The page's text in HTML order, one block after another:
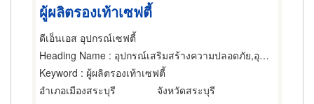
ผู้ผลิตรองเท้าเซฟตี้
ดีเอ็นเอส อุปกรณ์เซฟตี้
Heading Name : อุปกรณ์เสริมสร้างความปลอดภัย,อุปกรณ์และเครื่องใช้ทำความสะอาด
Keyword : ผู้ผลิตรองเท้าเซฟตี้
อำเภอเมืองสระบุรี
จังหวัดสระบุรี